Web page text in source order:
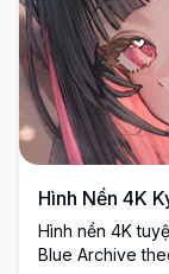
Hình Nền 4K
Hình nền 4K
Blue Archive